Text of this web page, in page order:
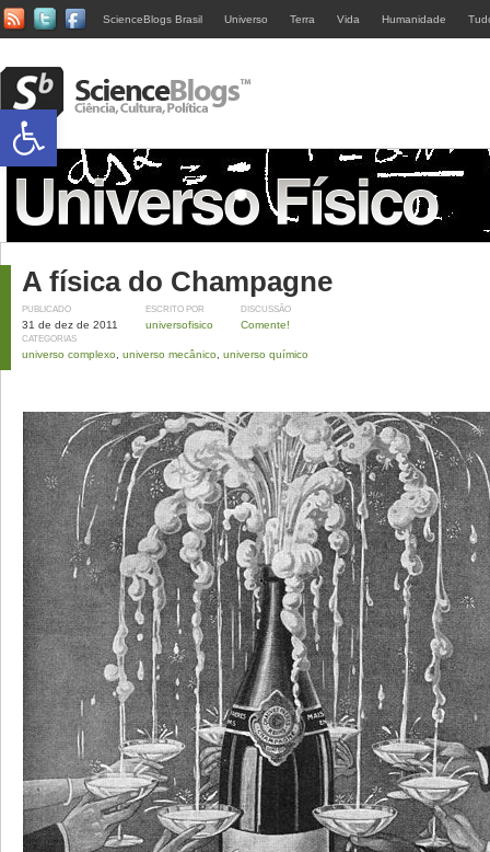
ScienceBlogs Brasil Universo Terra Vida Humanidade
A física do Champagne
PUBLICADO
31 de dez de 2011
ESCRITO POR
universofisico
DISCUSSÃO
Comente!
CATEGORIAS
universo complexo universo mecânico universo químico
Abrir a barra de ferramentas